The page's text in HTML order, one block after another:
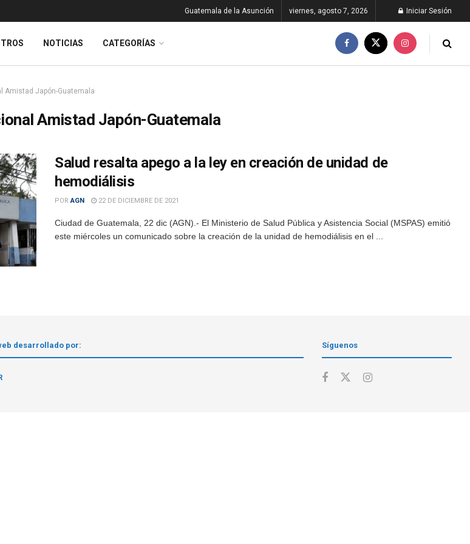
Guatemala de la Asunción viernes, agosto 7, 2026 Iniciar Sesión
NOTICIAS CATEGORÍAS
Amistad Japón-Guatemala
Amistad Japón-Guatemala
Salud resalta apego a la ley en creación de unidad de
hemodiálisis
POR AGN 22 DE DICIEMBRE DE 2021
Ciudad de Guatemala, 22 dic (AGN).- El Ministerio de Salud Pública y Asistencia Social (MSPAS) emitió
este miércoles un comunicado sobre la creación de la unidad de hemodiálisis en el ...
desarrollado por: Síguenos